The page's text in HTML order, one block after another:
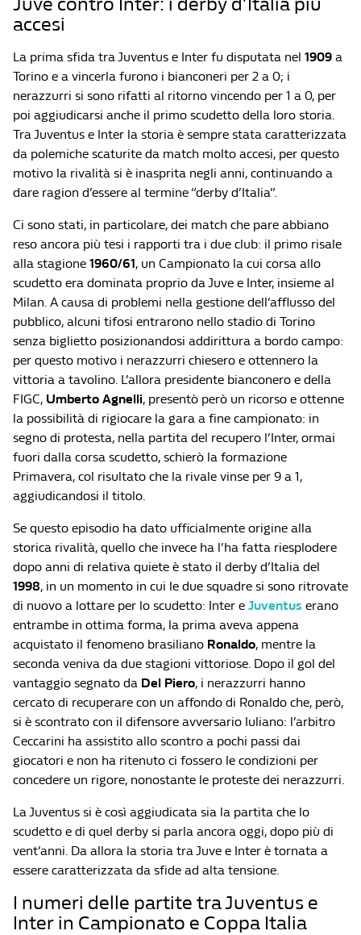
accesi
La prima sfida tra Juventus e Inter fu disputata nel 1909 a
Torino e a vincerla furono i bianconeri per 2 a 0; i
nerazzurri si sono rifatti al ritorno vincendo per 1 a 0, per
poi aggiudicarsi anche il primo scudetto della loro storia.
Tra Juventus e Inter la storia è sempre stata caratterizzata
da polemiche scaturite da match molto accesi, per questo
motivo la rivalità si è inasprita negli anni, continuando a
dare ragion d’essere al termine “derby d’Italia”.
Ci sono stati, in particolare, dei match che pare abbiano
reso ancora più tesi i rapporti tra i due club: il primo risale
alla stagione 1960/61, un Campionato la cui corsa allo
scudetto era dominata proprio da Juve e Inter, insieme al
Milan. A causa di problemi nella gestione dell’afflusso del
pubblico, alcuni tifosi entrarono nello stadio di Torino
senza biglietto posizionandosi addirittura a bordo campo:
per questo motivo i nerazzurri chiesero e ottennero la
vittoria a tavolino. L’allora presidente bianconero e della
FIGC, Umberto Agnelli, presentò però un ricorso e ottenne
la possibilità di rigiocare la gara a fine campionato: in
segno di protesta, nella partita del recupero l’Inter, ormai
fuori dalla corsa scudetto, schierò la formazione
Primavera, col risultato che la rivale vinse per 9 a 1,
aggiudicandosi il titolo.
Se questo episodio ha dato ufficialmente origine alla
storica rivalità, quello che invece ha l’ha fatta riesplodere
dopo anni di relativa quiete è stato il derby d’Italia del
1998, in un momento in cui le due squadre si sono ritrovate
di nuovo a lottare per lo scudetto: Inter e Juventus erano
entrambe in ottima forma, la prima aveva appena
acquistato il fenomeno brasiliano Ronaldo, mentre la
seconda veniva da due stagioni vittoriose. Dopo il gol del
vantaggio segnato da Del Piero, i nerazzurri hanno
cercato di recuperare con un affondo di Ronaldo che, però,
si è scontrato con il difensore avversario Iuliano: l’arbitro
Ceccarini ha assistito allo scontro a pochi passi dai
giocatori e non ha ritenuto ci fossero le condizioni per
concedere un rigore, nonostante le proteste dei nerazzurri.
La Juventus si è così aggiudicata sia la partita che lo
scudetto e di quel derby si parla ancora oggi, dopo più di
vent’anni. Da allora la storia tra Juve e Inter è tornata a
essere caratterizzata da sfide ad alta tensione.
I numeri delle partite tra Juventus e
Inter in Campionato e Coppa Italia